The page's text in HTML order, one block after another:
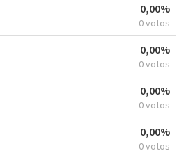
0,00%
0 votos
0,00%
0 votos
0,00%
0 votos
0,00%
0 votos